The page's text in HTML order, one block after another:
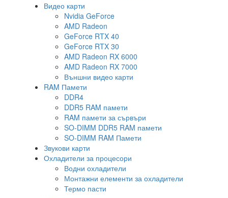
Видео карти
Nvidia GeForce
AMD Radeon
GeForce RTX 40
GeForce RTX 30
AMD Radeon RX 6000
AMD Radeon RX 7000
Външни видео карти
RAM Памети
DDR4
DDR5 RAM памети
RAM памети за сървъри
SO-DIMM DDR5 RAM памети
SO-DIMM RAM Памети
Звукови карти
Охладители за процесори
Водни охладители
Монтажни елементи за охладители
Термо пасти